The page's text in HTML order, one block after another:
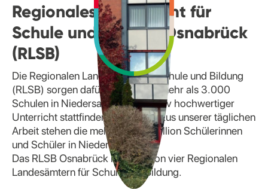
Regionales Landesamt für
Schule und Bildung Osnabrück
(RLSB)
Die Regionalen Landesämter für Schule und Bildung
(RLSB) sorgen dafür, dass in den mehr als 3.000
Schulen in Niedersachsen qualitativ hochwertiger
Unterricht stattfinden kann. Im Fokus unserer täglichen
Arbeit stehen die mehr als eine Million Schülerinnen
und Schüler in Niedersachsen.
Das RLSB Osnabrück ist eines von vier Regionalen
Landesämtern für Schule und Bildung.